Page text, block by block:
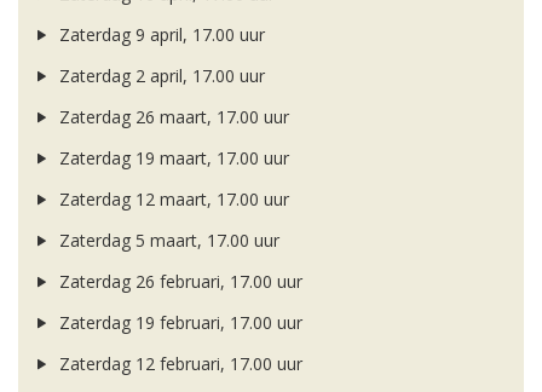
Zaterdag 9 april, 17.00 uur
Zaterdag 2 april, 17.00 uur
Zaterdag 26 maart, 17.00 uur
Zaterdag 19 maart, 17.00 uur
Zaterdag 12 maart, 17.00 uur
Zaterdag 5 maart, 17.00 uur
Zaterdag 26 februari, 17.00 uur
Zaterdag 19 februari, 17.00 uur
Zaterdag 12 februari, 17.00 uur